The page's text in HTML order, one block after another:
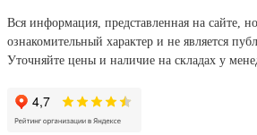
Вся информация, представленная на сайте,
ознакомительный характер и не является
Уточняйте цены и наличие на складах у